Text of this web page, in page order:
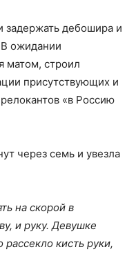
задержать дебошира и
В ожидании
матом, строил
присутствующих и
«в Россию
через семь и увезла
на скорой в
и руку. Девушке
кисть руки,